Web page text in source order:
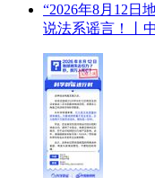
“2026年8月12日
说法系谣言！丨